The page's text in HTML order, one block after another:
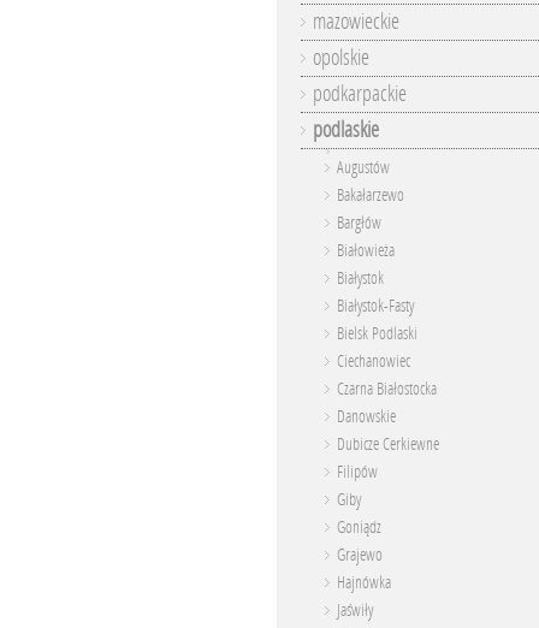
mazowieckie
opolskie
podkarpackie
podlaskie
Augustów
Bakałarzewo
Bargłów
Białowieża
Białystok
Białystok-Fasty
Bielsk Podlaski
Ciechanowiec
Czarna Białostocka
Danowskie
Dubicze Cerkiewne
Filipów
Giby
Goniądz
Grajewo
Hajnówka
Jaświły